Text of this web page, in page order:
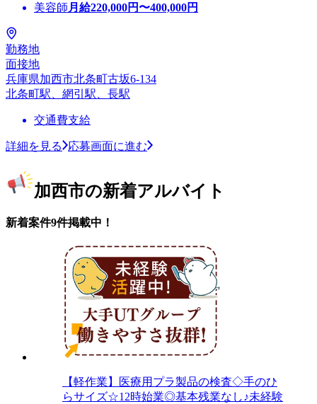
美容師 月給220,000円〜400,000円
勤務地
面接地
兵庫県加西市北条町古坂6-134
北条町駅、網引駅、長駅
交通費支給
詳細を見る 応募画面に進む
加西市の新着アルバイト
新着案件9件掲載中！
【軽作業】医療用プラ製品の検査◇手のひ
らサイズ☆12時始業◎基本残業なし♪未経験